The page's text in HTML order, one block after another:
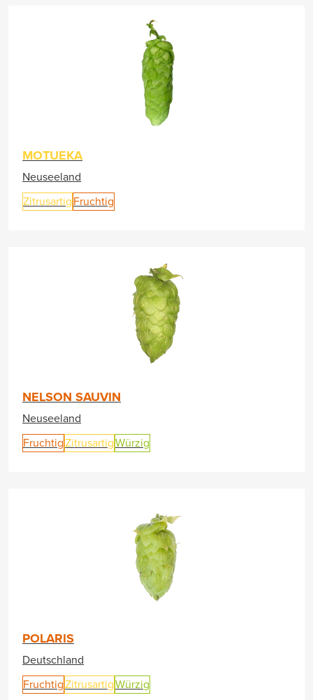
MOTUEKA
Neuseeland
Zitrusartig Fruchtig
NELSON SAUVIN
Neuseeland
FruchtigZitrusartigWürzig
POLARIS
Deutschland
FruchtigZitrusartigWürzig